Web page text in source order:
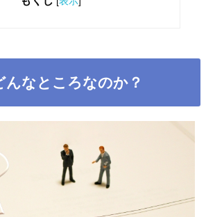
んなところなのか？